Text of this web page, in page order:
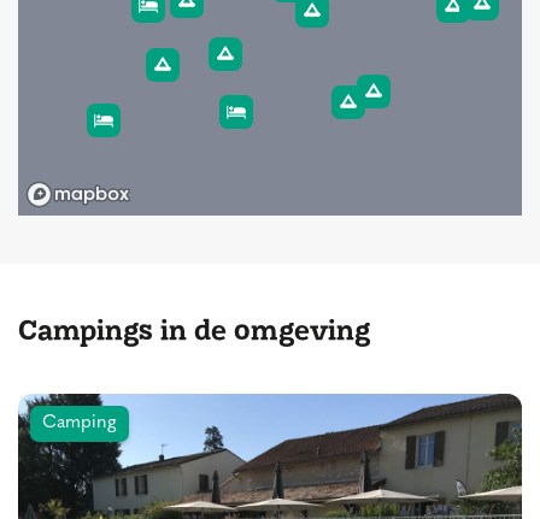
Campings in de omgeving
Camping